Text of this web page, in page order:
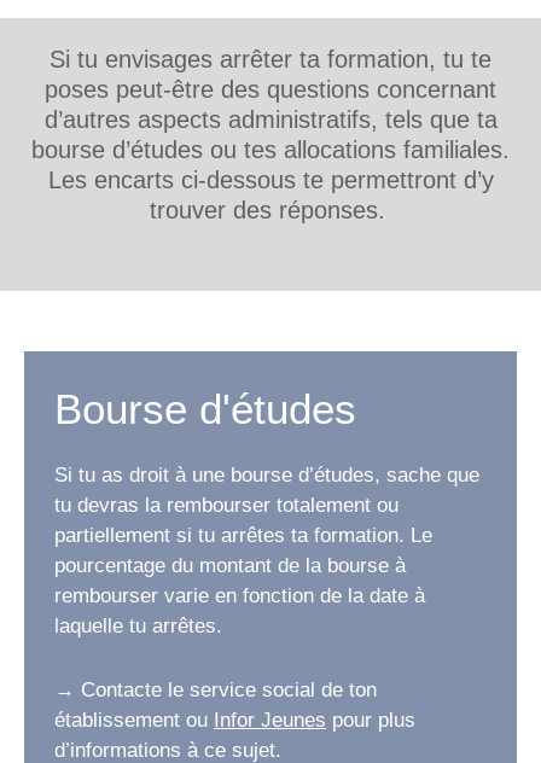
Si tu envisages arrêter ta formation, tu te
poses peut-être des questions concernant
d’autres aspects administratifs, tels que ta
bourse d’études ou tes allocations familiales.
Les encarts ci-dessous te permettront d’y
trouver des réponses.
Bourse d'études
Si tu as droit à une bourse d’études, sache que
tu devras la rembourser totalement ou
partiellement si tu arrêtes ta formation. Le
pourcentage du montant de la bourse à
rembourser varie en fonction de la date à
laquelle tu arrêtes.
→ Contacte le service social de ton
établissement ou Infor Jeunes pour plus
d’informations à ce sujet.